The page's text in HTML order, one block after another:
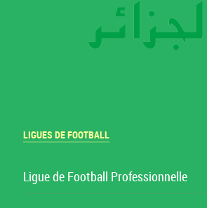
LIGUES DE FOOTBALL
Ligue de Football Professionnelle